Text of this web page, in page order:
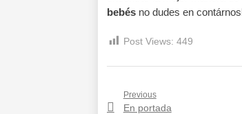
bebésno dudes en
Post Views: 449
Navegación
Previous
Previous
En portada